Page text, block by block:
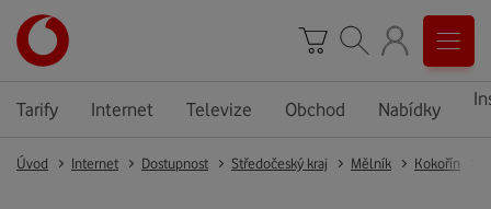
Tarify Internet Televize Obchod Nabídky
Úvod Internet Dostupnost Středočeský kraj Mělník Kokořín